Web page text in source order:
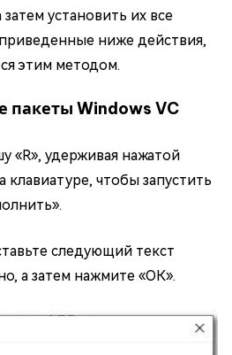
установить их все
ниже действия,
этим методом.
пакеты Windows VC
«R», удерживая нажатой
клавиатуре, чтобы запустить
следующий текст
а затем нажмите «ОК».